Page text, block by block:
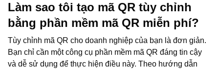
Làm sao tôi tạo mã QR tùy chỉnh
bằng phần mềm mã QR miễn phí?
Tùy chỉnh mã QR cho doanh nghiệp của bạn là đơn giản.
Bạn chỉ cần một công cụ phần mềm mã QR đáng tin cậy
và dễ sử dụng để thực hiện điều này. Theo hướng dẫn